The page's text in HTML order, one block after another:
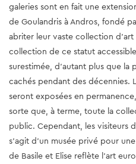
galeries sont en fait une
de Goulandris à Andros, fondé
abriter leur vaste collection
collection de ce statut
surestimée, d'autant plus que la
cachés pendant des décennies.
seront exposées en
sorte que, à terme, toute la
public. Cependant, les visiteurs
s'agit d'un musée privé pour
de Basile et Elise reflète l’art